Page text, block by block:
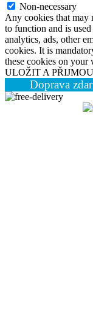
Non-necessary
Any cookies that may
to function and is
analytics, ads, other
cookies. It is
these cookies on your
ULOŽIT A
Doprava